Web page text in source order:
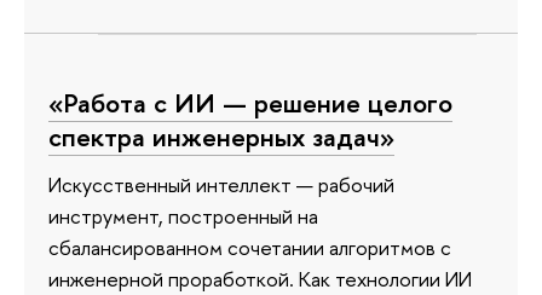
«Работа с ИИ — решение целого
спектра инженерных задач»
Искусственный интеллект — рабочий
инструмент, построенный на
сбалансированном сочетании алгоритмов с
инженерной проработкой. Как технологии ИИ